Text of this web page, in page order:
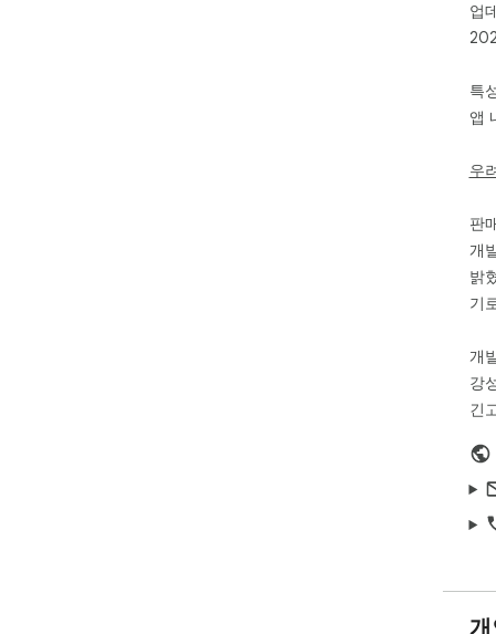
저
내
이
업
특
앱
우
개
강
긴
판
개
밝
기